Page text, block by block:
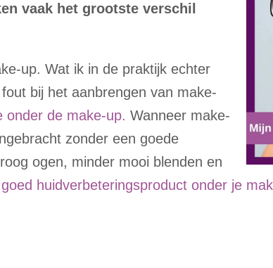
vaak het grootste verschil
up. Wat ik in de praktijk echter
bij het aanbrengen van make-
onder de make-up. Wanneer make-
zonder een goede
ogen, minder mooi blenden en
huidverbeteringsproduct onder je